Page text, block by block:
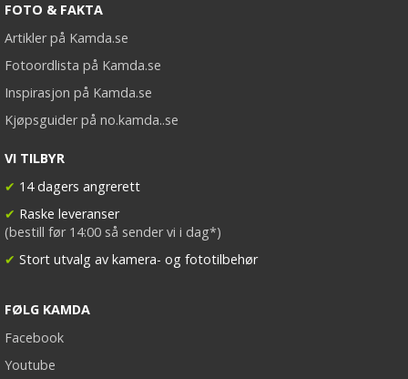
FOTO & FAKTA
Artikler på Kamda.se
Fotoordlista på Kamda.se
Inspirasjon på Kamda.se
Kjøpsguider på no.kamda..se
VI TILBYR
✔ 14 dagers angrerett
✔ Raske leveranser
(bestill før 14:00 så sender vi i dag*)
✔ Stort utvalg av kamera- og fototilbehør
FØLG KAMDA
Facebook
Youtube